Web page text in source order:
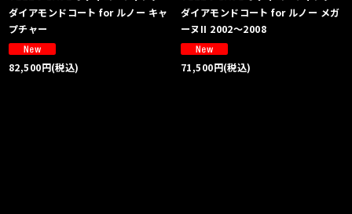
ダイアモンドコート for ルノー キャ
プチャー
82,500円(税込)
ダイアモンドコート for ルノー メガ
ーヌII 2002〜2008
71,500円(税込)